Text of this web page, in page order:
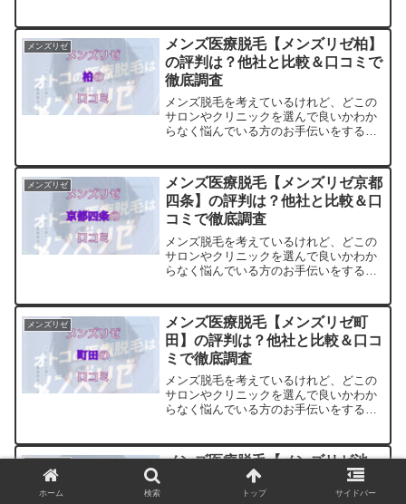
た。他のサロンやクリニックとの比較も
できます。アクセスも解説
メンズリゼ
メンズ医療脱毛【メンズリゼ柏】
の評判は？他社と比較＆口コミで
徹底調査
メンズ脱毛を考えているけれど、どこの
サロンやクリニックを選んで良いかわか
らなく悩んでいる方のお手伝いをするサ
た。他のサロンやクリニックとの比較も
できます。アクセスも解説
メンズリゼ
メンズ医療脱毛【メンズリゼ京都
四条】の評判は？他社と比較＆口
コミで徹底調査
メンズ脱毛を考えているけれど、どこの
サロンやクリニックを選んで良いかわか
らなく悩んでいる方のお手伝いをするサ
た。他のサロンやクリニックとの比較も
できます。アクセスも解説
メンズリゼ
メンズ医療脱毛【メンズリゼ町
田】の評判は？他社と比較＆口コ
ミで徹底調査
メンズ脱毛を考えているけれど、どこの
サロンやクリニックを選んで良いかわか
らなく悩んでいる方のお手伝いをするサ
た。他のサロンやクリニックとの比較も
できます。アクセスも解説
メンズ医療脱毛【メンズリゼ池
袋】の評判は？他社と比較＆口コ
ミで徹底調査
ホーム 検索 トップ サイドバー